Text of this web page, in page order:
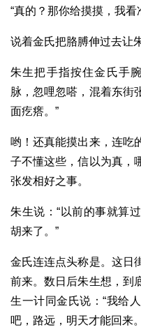
“真的？那你给摸摸，我看
说着金氏把胳膊伸过去让
朱生把手指按住金氏手
脉，忽哩忽嗒，混着东街
面疙瘩。”
哟！还真能摸出来，连吃
子不懂这些，信以为真，
张发相好之事。
朱生说：“以前的事就算
胡来了。”
金氏连连点头称是。这日
前来。数日后朱生想，到
生一计同金氏说：“我给
吧，路远，明天才能回来